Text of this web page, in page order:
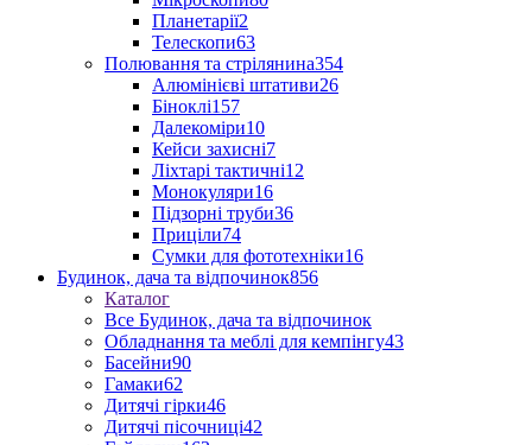
Планетарії2
Телескопи63
Полювання та стрілянина354
Алюмінієві штативи26
Біноклі157
Далекоміри10
Кейси захисні7
Ліхтарі тактичні12
Монокуляри16
Підзорні труби36
Приціли74
Сумки для фототехніки16
Будинок, дача та відпочинок856
Каталог
Все Будинок, дача та відпочинок
Обладнання та меблі для кемпінгу43
Басейни90
Гамаки62
Дитячі гірки46
Дитячі пісочниці42